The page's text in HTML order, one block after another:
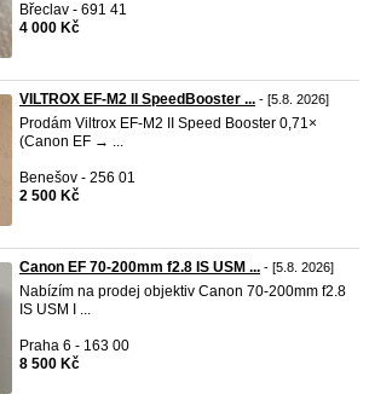
Břeclav - 691 41
4 000 Kč
VILTROX EF-M2 II SpeedBooster ... - [5.8. 2026]
Prodám Viltrox EF-M2 II Speed Booster 0,71×
(Canon EF → ...
Benešov - 256 01
2 500 Kč
Canon EF 70-200mm f2.8 IS USM ... - [5.8. 2026]
Nabízím na prodej objektiv Canon 70-200mm f2.8
IS USM I ...
Praha 6 - 163 00
8 500 Kč